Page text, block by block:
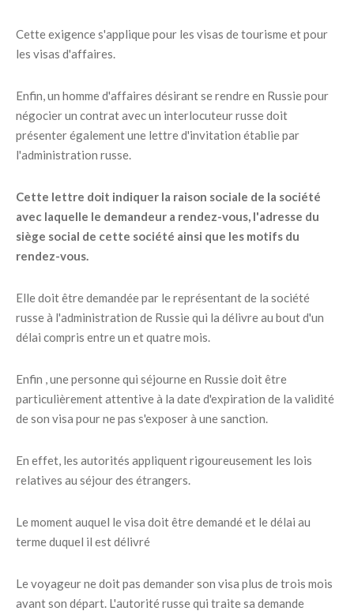
Cette exigence s'applique pour les visas de tourisme et pour
les visas d'affaires.
Enfin, un homme d'affaires désirant se rendre en Russie pour
négocier un contrat avec un interlocuteur russe doit
présenter également une lettre d'invitation établie par
l'administration russe.
Cette lettre doit indiquer la raison sociale de la société
avec laquelle le demandeur a rendez-vous, l'adresse du
siège social de cette société ainsi que les motifs du
rendez-vous.
Elle doit être demandée par le représentant de la société
russe à l'administration de Russie qui la délivre au bout d'un
délai compris entre un et quatre mois.
Enfin , une personne qui séjourne en Russie doit être
particulièrement attentive à la date d'expiration de la validité
de son visa pour ne pas s'exposer à une sanction.
En effet, les autorités appliquent rigoureusement les lois
relatives au séjour des étrangers.
Le moment auquel le visa doit être demandé et le délai au
terme duquel il est délivré
Le voyageur ne doit pas demander son visa plus de trois mois
avant son départ. L'autorité russe qui traite sa demande